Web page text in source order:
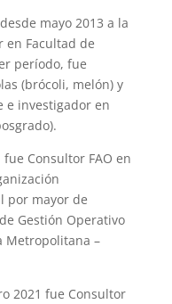
mayo 2013 a la
en Facultad de
período, fue
(brócoli, melón) y
e investigador en
Consultor FAO en
por mayor de
Gestión Operativo
Metropolitana –
2021 fue Consultor